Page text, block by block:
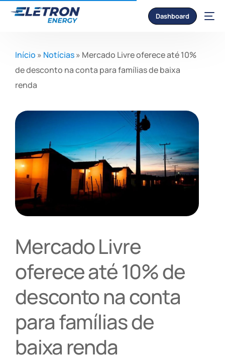
Dashboard
Início » Notícias» Mercado Livre oferece até 10%
de desconto na conta para famílias de baixa
renda
Mercado Livre
oferece até 10% de
desconto na conta
para famílias de
baixa renda